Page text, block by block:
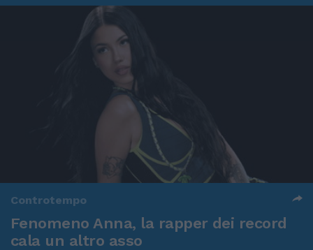
Controtempo
Fenomeno Anna, la rapper dei record
cala un altro asso